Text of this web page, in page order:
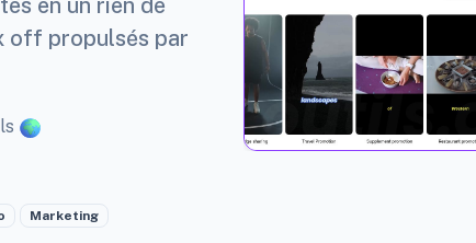
en un rien de
off propulsés par
Marketing